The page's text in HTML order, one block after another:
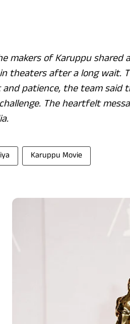
makers of Karuppu
theaters after a long wait.
patience, the team said
The heartfelt
Karuppu Movie